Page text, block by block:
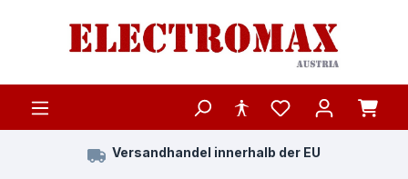
Zum Hauptinhalt springen
Versandhandel innerhalb der EU